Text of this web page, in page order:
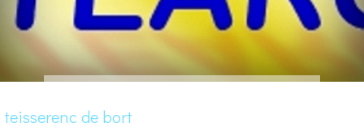
teisserenc de bort